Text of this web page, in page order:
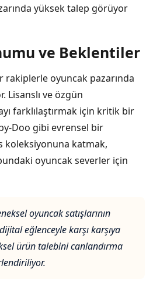
yüksek talep görüyor
ve Beklentiler
rakiplerle oyuncak pazarında
Lisanslı ve özgün
farklılaştırmak için kritik bir
Doo gibi evrensel bir
koleksiyonuna katmak,
oyuncak severler için
oyuncak satışlarının
eğlenceyle karşı karşıya
ürün talebini canlandırma